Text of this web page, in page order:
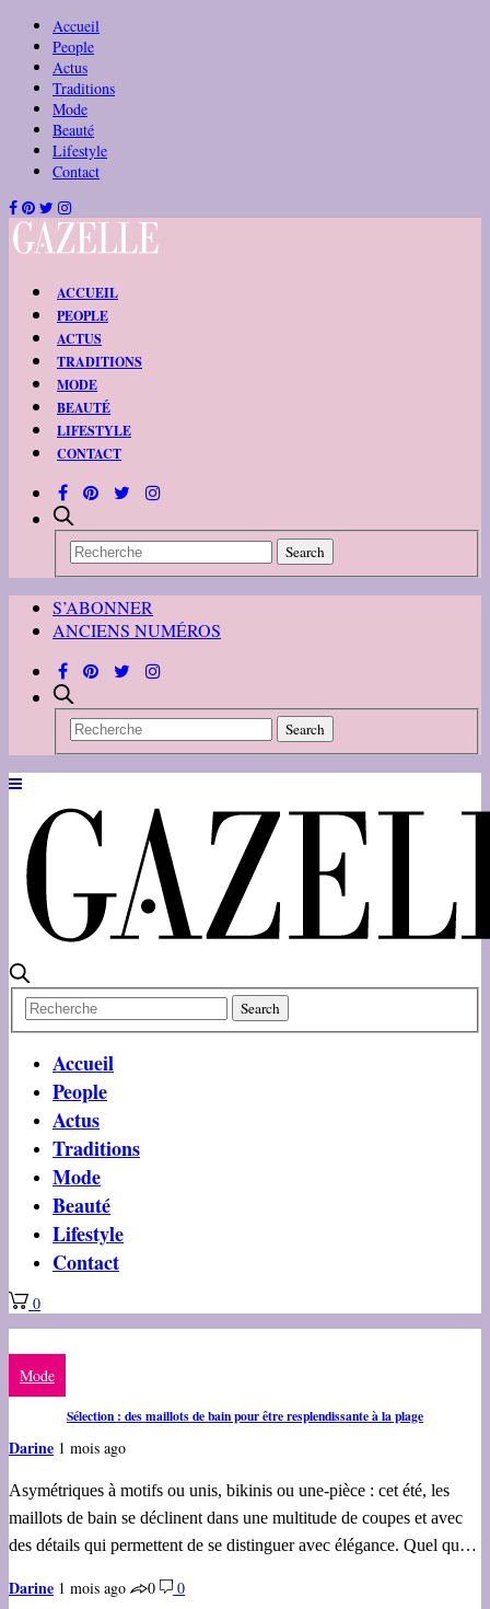
Accueil
People
Actus
Traditions
Mode
Beauté
Lifestyle
Contact
ACCUEIL
PEOPLE
ACTUS
TRADITIONS
MODE
BEAUTÉ
LIFESTYLE
CONTACT
S’ABONNER
ANCIENS NUMÉROS
Accueil
People
Actus
Traditions
Mode
Beauté
Lifestyle
Contact
0
Mode
Sélection : des maillots de bain pour être resplendissante à la plage
Darine 1 mois ago
Asymétriques à motifs ou unis, bikinis ou une-pièce : cet été, les
maillots de bain se déclinent dans une multitude de coupes et avec
des détails qui permettent de se distinguer avec élégance. Quel qu…
Darine 1 mois ago 0 0